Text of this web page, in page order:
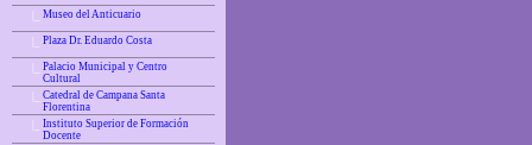
Museo del Anticuario
Plaza Dr. Eduardo Costa
Palacio Municipal y Centro
Cultural
Catedral de Campana Santa
Florentina
Instituto Superior de Formación
Docente